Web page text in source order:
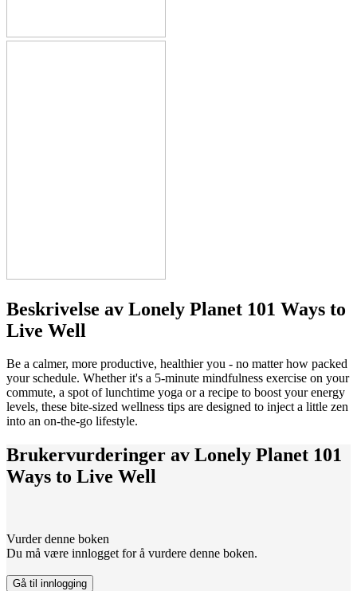
Beskrivelse av Lonely Planet 101 Ways to
Live Well
Be a calmer, more productive, healthier you - no matter how packed
your schedule. Whether it's a 5-minute mindfulness exercise on your
commute, a spot of lunchtime yoga or a recipe to boost your energy
levels, these bite-sized wellness tips are designed to inject a little zen
into an on-the-go lifestyle.
Brukervurderinger av Lonely Planet 101
Ways to Live Well
Vurder denne boken
Du må være innlogget for å vurdere denne boken.
Gå til innlogging